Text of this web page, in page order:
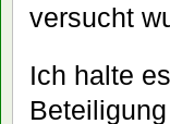
versucht
Ich halte